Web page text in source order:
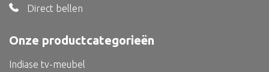
Alle textiel
Onze productcategorieën
Indiase tv-meubel
Direct bellen